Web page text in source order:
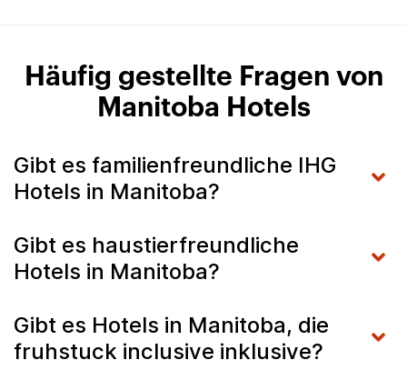
Häufig gestellte Fragen von
Manitoba Hotels
Gibt es familienfreundliche IHG
Hotels in Manitoba?
Gibt es haustierfreundliche
Hotels in Manitoba?
Gibt es Hotels in Manitoba, die
fruhstuck inclusive inklusive?